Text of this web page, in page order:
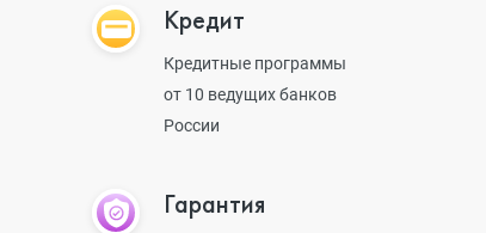
Кредит
Кредитные программы
от 10 ведущих банков
России
Гарантия